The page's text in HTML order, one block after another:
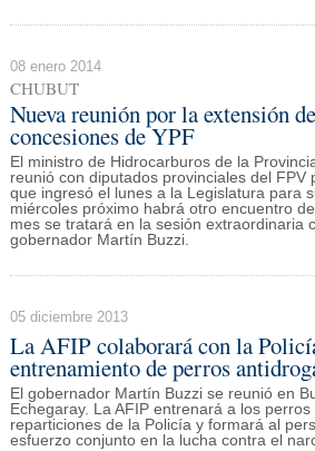
08 enero 2014
CHUBUT
Nueva reunión por la extensión
concesiones de YPF
El ministro de Hidrocarburos de la
reunió con diputados provinciales del FPV
que ingresó el lunes a la Legislatura para
miércoles próximo habrá otro encuentro
mes se tratará en la sesión extraordinaria
gobernador Martín Buzzi.
05 diciembre 2013
La AFIP colaborará con la
entrenamiento de perros
El gobernador Martín Buzzi se reunió en
Echegaray. La AFIP entrenará a los
reparticiones de la Policía y formará al
esfuerzo conjunto en la lucha contra el